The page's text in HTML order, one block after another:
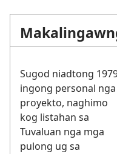
Sugod niadtong
ingong personal nga
proyekto, naghimo
kog listahan sa
Tuvaluan nga mga
pulong ug sa